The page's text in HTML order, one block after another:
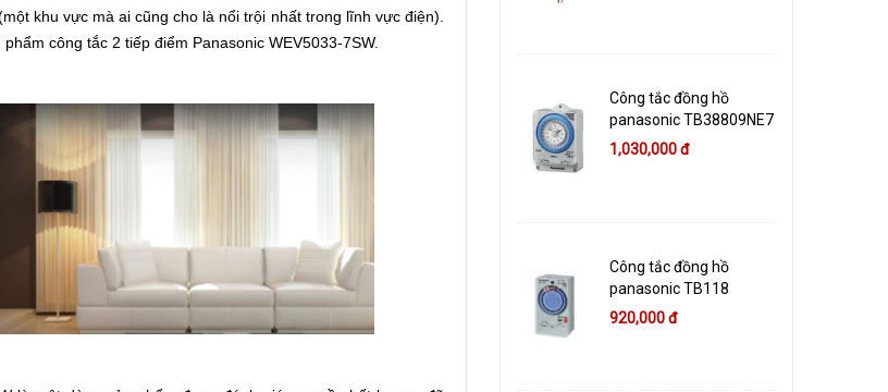
khu vực mà ai cũng cho là nổi trội nhất trong lĩnh vực điện).
công tắc 2 tiếp điểm Panasonic WEV5033-7SW.
Công tắc đồng hồ
panasonic TB38809NE7
1,030,000 đ
Công tắc đồng hồ
panasonic TB118
920,000 đ